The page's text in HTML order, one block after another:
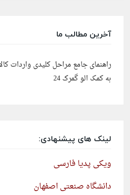
آخرین مطالب ما
راهنمای جامع مراحل کلیدی واردات
به کمک الو گمرک 24
لینک های پیشنهادی:
ویکی پدیا فارسی
دانشگاه صنعتی اصفهان